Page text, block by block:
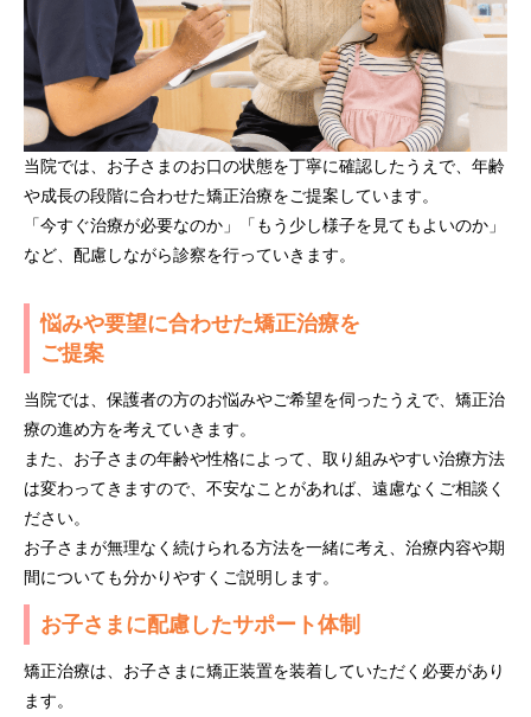
当院では、お子さまのお口の状態を丁寧に確認したうえで、年齢
や成長の段階に合わせた矯正治療をご提案しています。
「今すぐ治療が必要なのか」「もう少し様子を見てもよいのか」
など、配慮しながら診察を行っていきます。
悩みや要望に合わせた矯正治療を
ご提案
当院では、保護者の方のお悩みやご希望を伺ったうえで、矯正治
療の進め方を考えていきます。
また、お子さまの年齢や性格によって、取り組みやすい治療方法
は変わってきますので、不安なことがあれば、遠慮なくご相談く
ださい。
お子さまが無理なく続けられる方法を一緒に考え、治療内容や期
間についても分かりやすくご説明します。
お子さまに配慮したサポート体制
矯正治療は、お子さまに矯正装置を装着していただく必要があり
ます。